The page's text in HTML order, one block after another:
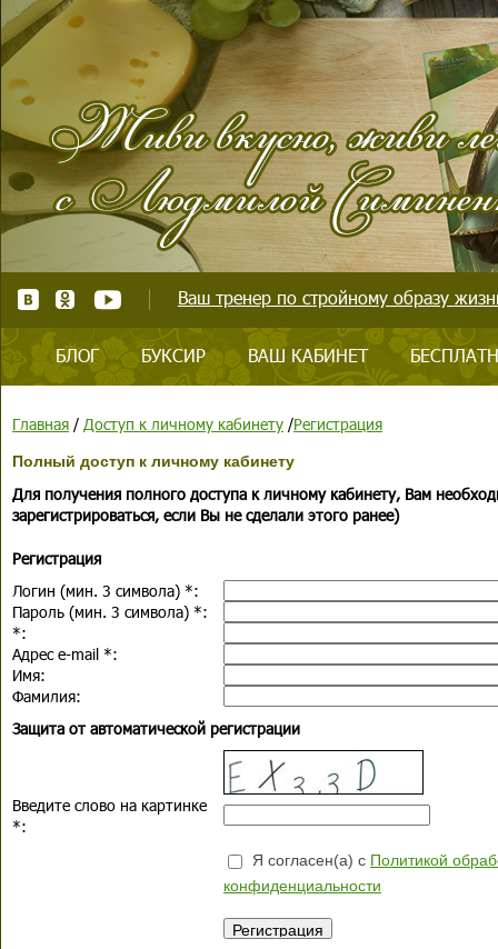
Ваш тренер по стройному образу
БЛОГ БУКСИР ВАШ КАБИНЕТ
Главная / Доступ к личному кабинету /Регистрация
Полный доступ к личному кабинету
Для получения полного доступа к личному кабинету, Вам
зарегистрироваться, если Вы не сделали этого ранее)
Регистрация
Логин (мин. 3 символа) *:
Пароль (мин. 3 символа) *:
*:
Адрес e-mail *:
Имя:
Фамилия:
Защита от автоматической регистрации
Введите слово на картинке
*:
Я согласен(а) с Политикой
конфиденциальности